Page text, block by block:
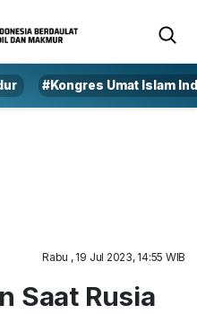
#Kongres Umat Islam
Rabu , 19 Jul 2023, 14:55 WIB
Saat Rusia